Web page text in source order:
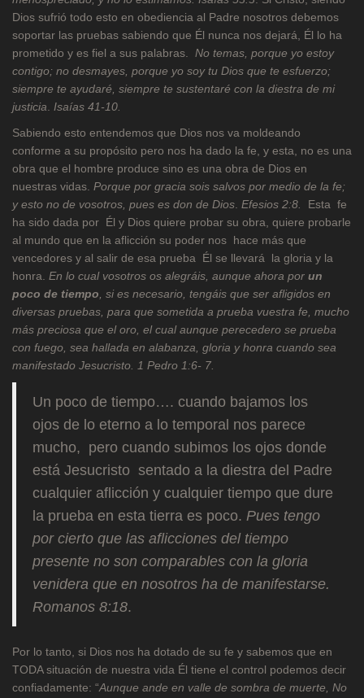
Dios sufrió todo esto en obediencia al Padre nosotros debemos
soportar las pruebas sabiendo que Él nunca nos dejará, Él lo ha
prometido y es fiel a sus palabras. No temas, porque yo estoy
contigo; no desmayes, porque yo soy tu Dios que te esfuerzo;
siempre te ayudaré, siempre te sustentaré con la diestra de mi
justicia. Isaías 41-10.
Sabiendo esto entendemos que Dios nos va moldeando
conforme a su propósito pero nos ha dado la fe, y esta, no es una
obra que el hombre produce sino es una obra de Dios en
nuestras vidas. Porque por gracia sois salvos por medio de la fe;
y esto no de vosotros, pues es don de Dios. Efesios 2:8.
Esta fe
ha sido dada por Él y Dios quiere probar su obra, quiere probarle
al mundo que en la aflicción su poder nos hace más que
vencedores y al salir de esa prueba Él se llevará la gloria y la
honra. En lo cual vosotros os alegráis, aunque ahora por un
poco de tiempo, si es necesario, tengáis que ser afligidos en
diversas pruebas, para que sometida a prueba vuestra fe, mucho
más preciosa que el oro, el cual aunque perecedero se prueba
con fuego, sea hallada en alabanza, gloria y honra cuando sea
manifestado Jesucristo. 1 Pedro 1:6- 7.
Un poco de tiempo…. cuando bajamos los
ojos de lo eterno a lo temporal nos parece
mucho, pero cuando subimos los ojos donde
está Jesucristo sentado a la diestra del Padre
cualquier aflicción y cualquier tiempo que dure
la prueba en esta tierra es poco. Pues tengo
por cierto que las aflicciones del tiempo
presente no son comparables con la gloria
venidera que en nosotros ha de manifestarse.
Romanos 8:18.
Por lo tanto, si Dios nos ha dotado de su fe y sabemos que en
TODA situación de nuestra vida Él tiene el control podemos decir
confiadamente: “Aunque ande en valle de sombra de muerte, No